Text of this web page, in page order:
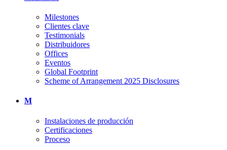
Milestones
Clientes clave
Testimonials
Distribuidores
Offices
Eventos
Global Footprint
Scheme of Arrangement 2025 Disclosures
M
Instalaciones de producción
Certificaciones
Proceso